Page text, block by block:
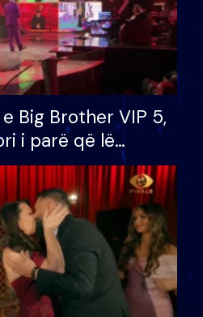
Big Brother VIP 5,
i parë që lë
mundësinë për
madh